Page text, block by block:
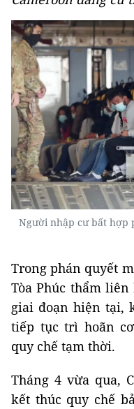
Người nhập cư bất hợp
Trong phán quyết
Tòa Phúc thẩm
giai đoạn hiện tại,
tiếp tục trì hoãn
quy chế tạm thời.
Tháng 4 vừa qua,
kết thúc quy chế